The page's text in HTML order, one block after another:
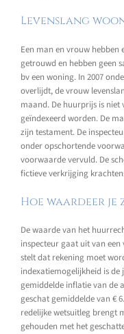
Levenslang
Een man en vrouw
getrouwd en hebben geen
bv een woning. In 2007
overlijdt, de vrouw
maand. De huurprijs is
geïndexeerd worden. De
zijn testament. De
onder opschortende
voorwaarde vervuld. De
fictieve verkrijging
Hoe waardeer je
De waarde van het
inspecteur gaat uit van een
stelt dat rekening moet
indexatiemogelijkheid is de
gemiddelde inflatie van de
geschat gemiddelde van €
redelijke wetsuitleg brengt
gehouden met het